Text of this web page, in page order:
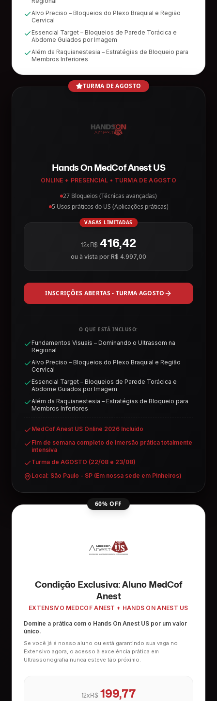
Alvo Preciso – Bloqueios do Plexo Braquial e Região
Cervical
Essencial Target – Bloqueios de Parede Torácica e
Abdome Guiados por Imagem
Além da Raquianestesia – Estratégias de Bloqueio para
Membros Inferiores
TURMA DE AGOSTO
Hands On MedCof Anest US
ONLINE + PRESENCIAL • TURMA DE AGOSTO
27 Bloqueios (Técnicas avançadas)
5 Usos práticos do US (Aplicações práticas)
VAGAS LIMITADAS
12x R$ 416,42
ou à vista por R$ 4.997,00
INSCRIÇÕES ABERTAS - TURMA AGOSTO
O QUE ESTÁ INCLUSO:
Fundamentos Visuais – Dominando o Ultrassom na
Regional
Alvo Preciso – Bloqueios do Plexo Braquial e Região
Cervical
Essencial Target – Bloqueios de Parede Torácica e
Abdome Guiados por Imagem
Além da Raquianestesia – Estratégias de Bloqueio para
Membros Inferiores
MedCof Anest US Online 2026 Incluído
Fim de semana completo de imersão prática totalmente
intensiva
Turma de AGOSTO (22/08 e 23/08)
Local: São Paulo - SP (Em nossa sede em Pinheiros)
60% OFF
Condição Exclusiva: Aluno MedCof
Anest
EXTENSIVO MEDCOF ANEST + HANDS ON ANEST US
Domine a prática com o Hands On Anest US por um valor
único.
Se você já é nosso aluno ou está garantindo sua vaga no
Extensivo agora, o acesso à excelência prática em
Ultrassonografia nunca esteve tão próximo.
12x R$ 199,77